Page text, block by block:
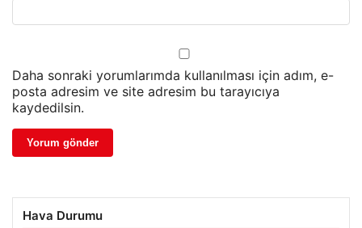
Daha sonraki yorumlarımda kullanılması için adım, e-
posta adresim ve site adresim bu tarayıcıya
kaydedilsin.
Hava Durumu